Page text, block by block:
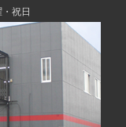
祝日